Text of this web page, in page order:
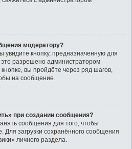
модератору?
кнопку, предназначенную для
разрешено администратором
вы пройдёте через ряд шагов,
на сообщение.
при создании сообщения?
сообщения для того, чтобы
Для загрузки сохранённого сообщения
личного раздела.